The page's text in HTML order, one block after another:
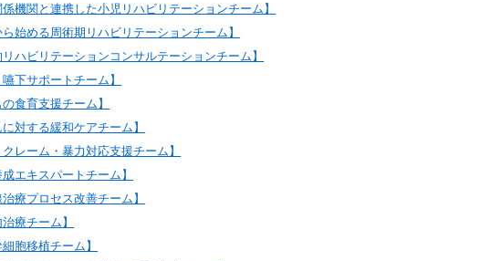
機関と連携した小児リハビリテーションチーム】
始める周術期リハビリテーションチーム】
ハビリテーションコンサルテーションチーム】
下サポートチーム】
食育支援チーム】
対する緩和ケアチーム】
レーム・暴力対応支援チーム】
エキスパートチーム】
療プロセス改善チーム】
療チーム】
胞移植チーム】